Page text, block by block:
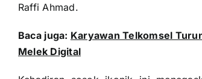
Raffi Ahmad.
Baca juga: Karyawan Telkomsel
Melek Digital